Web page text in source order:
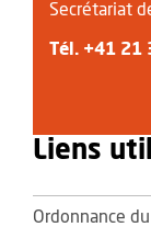
Secrétariat
Tél. +41 21
Liens
Ordonnance